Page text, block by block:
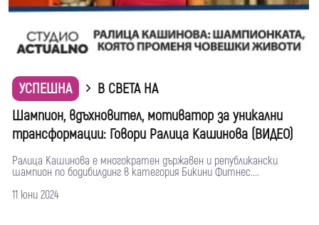
УСПЕШНА
В СВЕТА НА
Шампион, вдъхновител, мотиватор за уникални
трансформации: Говори Ралица Кашинова (ВИДЕО)
Ралица Кашинова е многократен държавен и републикански
шампион по бодибилдинг в категория Бикини Фитнес....
11 юни 2024